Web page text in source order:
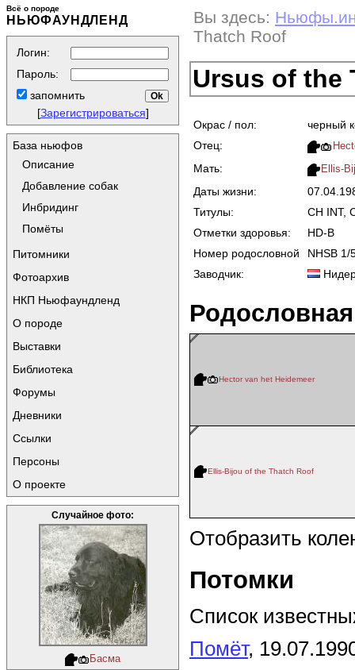
Всё о породе
НЬЮФАУНДЛЕНД
Логин:
Пароль:
запомнить
[Зарегистрироваться]
База ньюфов
Описание
Добавление собак
Инбридинг
Помёты
Питомники
Фотоархив
НКП Ньюфаундленд
О породе
Выставки
Библиотека
Форумы
Дневники
Ссылки
Персоны
О проекте
Случайное фото:
Басма
Вы здесь:
Thatch Roof
Ursus of the
Окрас / пол:
черный
Отец:
Мать: Ellis-
Даты жизни:
Титулы:
CH INT,
Отметки здоровья:
HD-B
Номер родословной
NHSB 1/
Заводчик:
Родословная
Hector van het Heidemeer
Ellis-Bijou of the Thatch Roof
Отобразить
Потомки
Список
Помёт,